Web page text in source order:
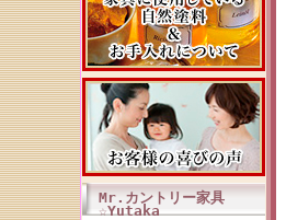
Mr.カントリー家具
☆Yutaka